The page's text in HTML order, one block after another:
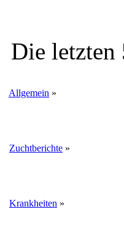
Die letzten
Allgemein »
Zuchtberichte »
Krankheiten »